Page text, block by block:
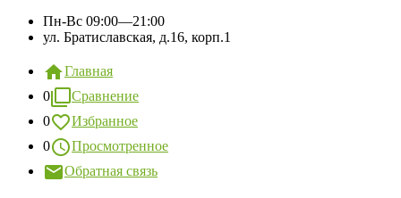
Пн-Вс 09:00—21:00
ул. Братиславская, д.16, корп.1
Главная
0
Сравнение
0
Избранное
0
Просмотренное
Обратная связь